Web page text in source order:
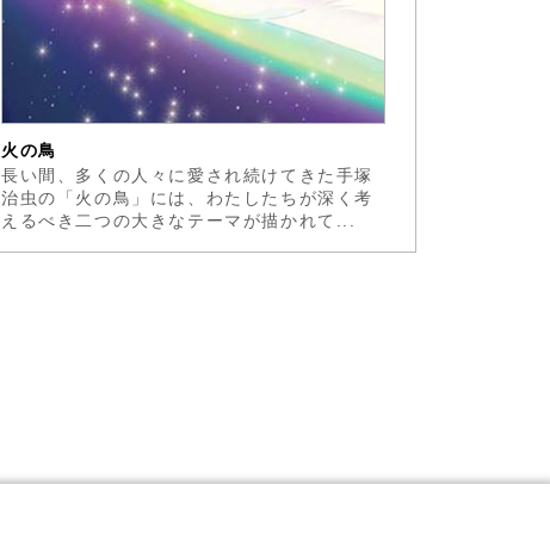
火の鳥
長い間、多くの人々に愛され続けてきた手塚
治虫の「火の鳥」には、わたしたちが深く考
えるべき二つの大きなテーマが描かれて...